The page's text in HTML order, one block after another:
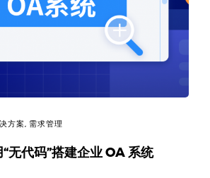
方案, 需求管理
无代码”搭建企业 OA 系统